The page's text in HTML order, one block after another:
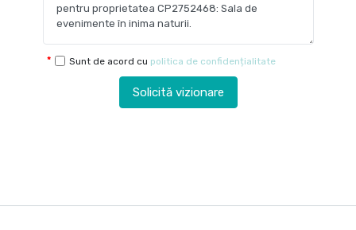
Sunt de acord cu politica de confidențialitate
Solicită vizionare